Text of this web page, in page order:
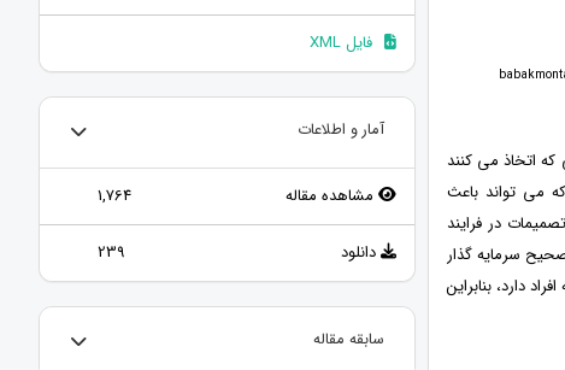
اتخاذ می کنند
می تواند باعث
در فرایند
سرمایه گذار
دارد، بنابراین
فایل XML
آمار و اطلاعات
مشاهده مقاله 1,764
دانلود 239
سابقه مقاله